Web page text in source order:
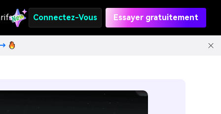
Connectez-Vous Essayer gratuitement